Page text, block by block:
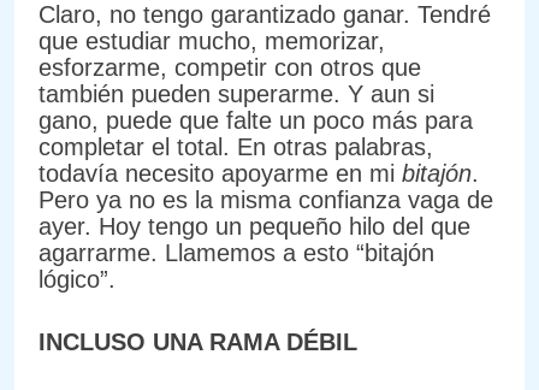
Claro, no tengo garantizado ganar. Tendré
que estudiar mucho, memorizar,
esforzarme, competir con otros que
también pueden superarme. Y aun si
gano, puede que falte un poco más para
completar el total. En otras palabras,
todavía necesito apoyarme en mi bitajón.
Pero ya no es la misma confianza vaga de
ayer. Hoy tengo un pequeño hilo del que
agarrarme. Llamemos a esto “bitajón
lógico”.
INCLUSO UNA RAMA DÉBIL